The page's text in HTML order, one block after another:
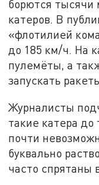
борются тысячи
катеров. В
«флотилией
до 185 км/ч. На
пулемёты, а
запускать
Журналисты
такие катера до
почти
буквально
часто спрятаны